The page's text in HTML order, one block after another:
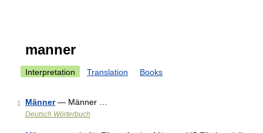
manner
Interpretation Translation Books
1 Männer— Männer …
Deutsch Wörterbuch